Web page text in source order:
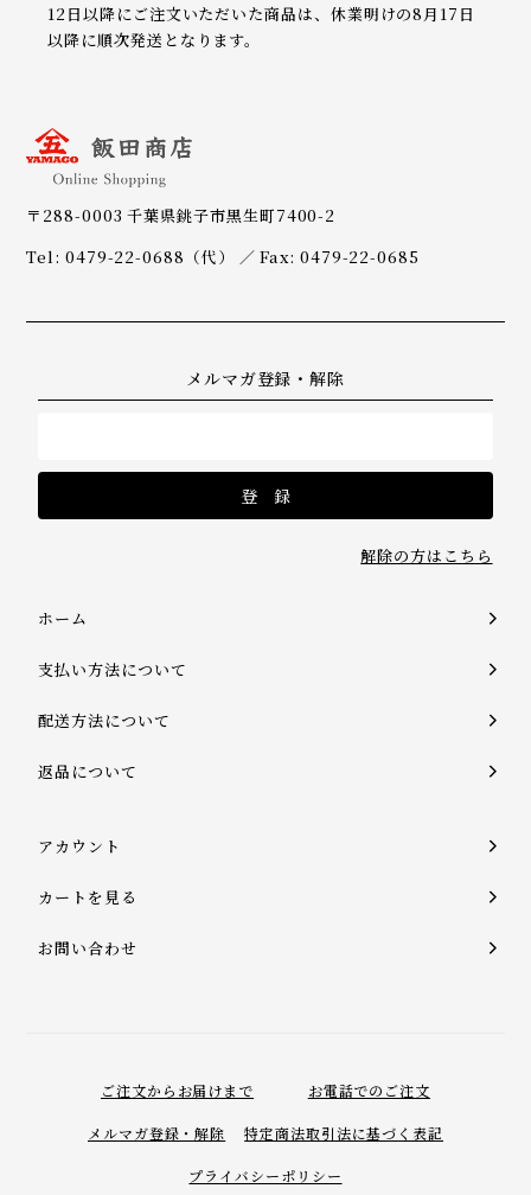
12日以降にご注文いただいた商品は、休業明けの8月17日
以降に順次発送となります。
〒288-0003 千葉県銚子市黒生町7400-2
Tel: 0479-22-0688（代） ／ Fax: 0479-22-0685
メルマガ登録・解除
解除の方はこちら
ホーム
支払い方法について
配送方法について
返品について
アカウント
カートを見る
お問い合わせ
ご注文からお届けまで お電話でのご注文
メルマガ登録・解除 特定商法取引法に基づく表記
プライバシーポリシー